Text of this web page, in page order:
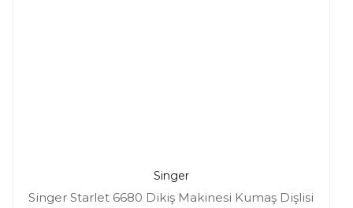
Singer
Singer Starlet 6680 Dikiş Makinesi Kumaş Dişlisi